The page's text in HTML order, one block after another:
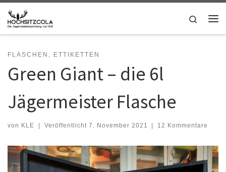
Zum Inhalt springen
Search
FLASCHEN, ETTIKETTEN
Green Giant – die 6l
Jägermeister Flasche
von KLE Veröffentlicht 7. November 2021 12 Kommentare